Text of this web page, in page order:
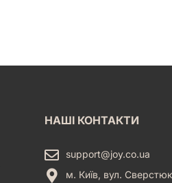
НАШІ КОНТАКТИ
support@joy.co.ua
м. Київ, вул.